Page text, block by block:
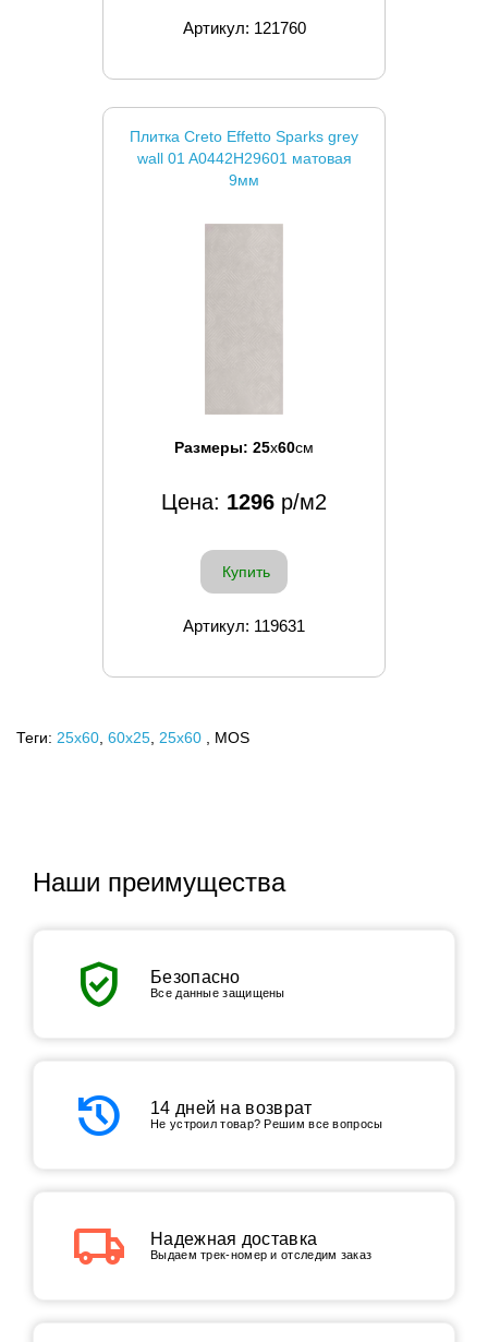
Артикул: 121760
Плитка Creto Effetto Sparks grey
wall 01 A0442H29601 матовая
9мм
Размеры: 25x60см
Цена: 1296 р/м2
Купить
Артикул: 119631
Теги: 25x60 60х25 25х60 , MOS
Наши преимущества
verified_user Безопасно
Все данные защищены
history 14 дней на возврат
Не устроил товар? Решим все вопросы
local_shipping Надежная доставка
Выдаем трек-номер и отследим заказ